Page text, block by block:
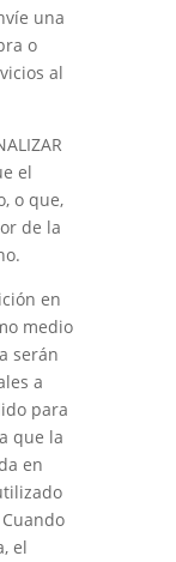
una
o
al
el
, o que,
de la
.
en
medio
serán
a
para
que la
en
el